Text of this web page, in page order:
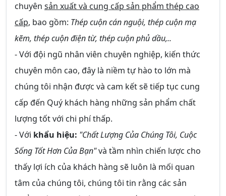
chuyên sản xuất và cung cấp sản phẩm thép cao
cấp, bao gồm: Thép cuộn cán nguội, thép cuộn mạ
kẽm, thép cuộn điện từ, thép cuộn phủ dầu,..
- Với đội ngũ nhân viên chuyên nghiệp, kiến thức
chuyên môn cao, đây là niềm tự hào to lớn mà
chúng tôi nhận được và cam kết sẽ tiếp tục cung
cấp đến Quý khách hàng những sản phẩm chất
lượng tốt với chi phí thấp.
- Với khẩu hiệu: "Chất Lượng Của Chúng Tôi, Cuộc
Sống Tốt Hơn Của Bạn"và tầm nhìn chiến lược cho
thấy lợi ích của khách hàng sẽ luôn là mối quan
tâm của chúng tôi, chúng tôi tin rằng các sản